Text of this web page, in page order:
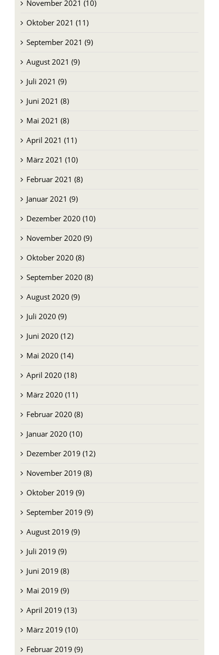
November 2021 (10)
Oktober 2021 (11)
September 2021 (9)
August 2021 (9)
Juli 2021 (9)
Juni 2021 (8)
Mai 2021 (8)
April 2021 (11)
März 2021 (10)
Februar 2021 (8)
Januar 2021 (9)
Dezember 2020 (10)
November 2020 (9)
Oktober 2020 (8)
September 2020 (8)
August 2020 (9)
Juli 2020 (9)
Juni 2020 (12)
Mai 2020 (14)
April 2020 (18)
März 2020 (11)
Februar 2020 (8)
Januar 2020 (10)
Dezember 2019 (12)
November 2019 (8)
Oktober 2019 (9)
September 2019 (9)
August 2019 (9)
Juli 2019 (9)
Juni 2019 (8)
Mai 2019 (9)
April 2019 (13)
März 2019 (10)
Februar 2019 (9)